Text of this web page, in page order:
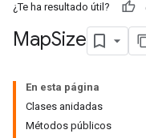
¿Te ha resultado útil?
MapSize
En esta página
Clases anidadas
Métodos públicos